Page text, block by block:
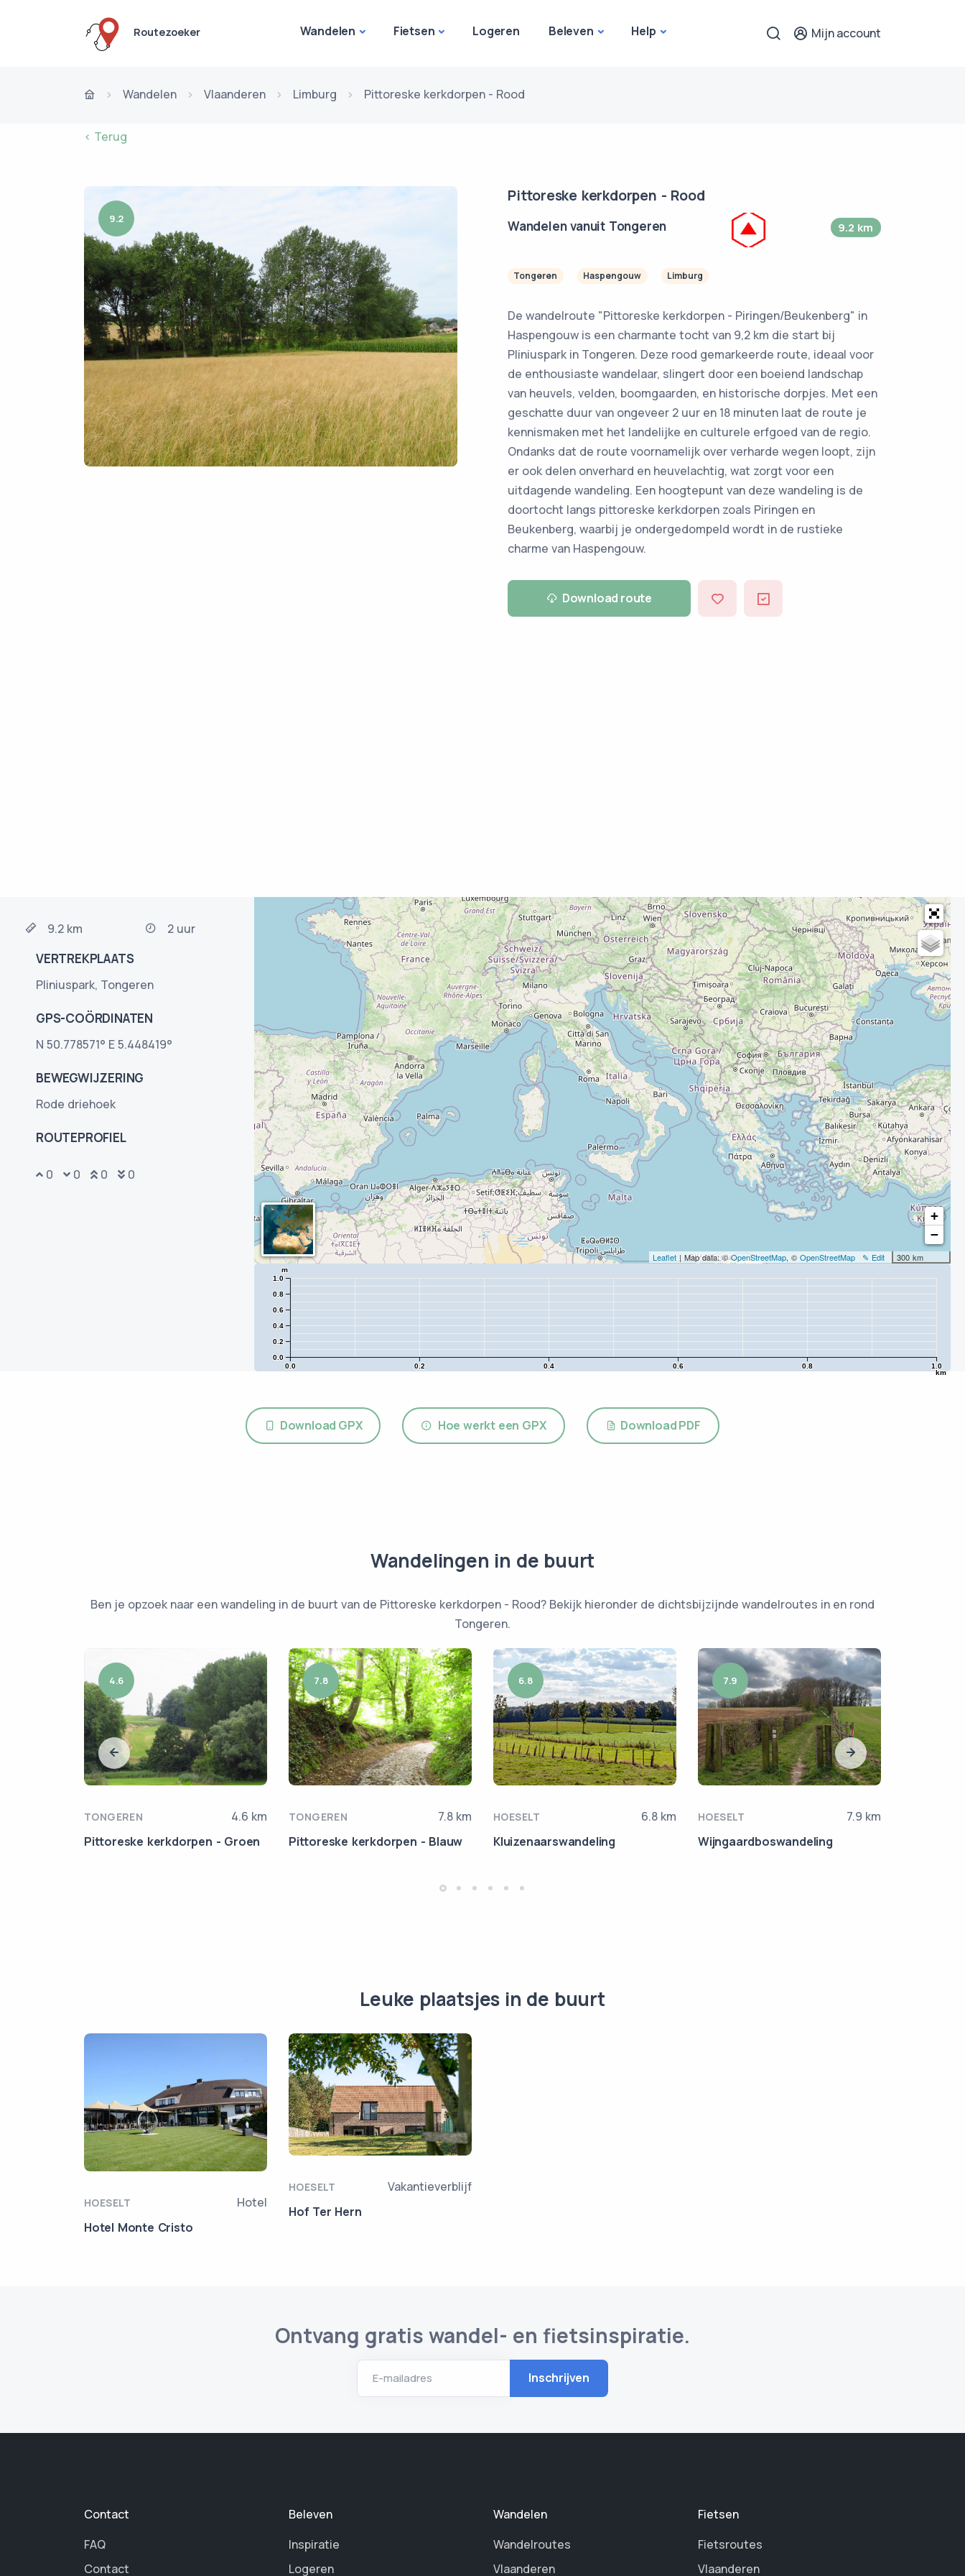
Routezoeker Wandelen Fietsen Logeren Beleven Help Mijn account
Wandelen Vlaanderen Limburg Pittoreske kerkdorpen - Rood
< Terug
9.2
Pittoreske kerkdorpen - Rood
Wandelen vanuit Tongeren 9.2 km
Tongeren Haspengouw Limburg
De wandelroute "Pittoreske kerkdorpen - Piringen/Beukenberg" in
Haspengouw is een charmante tocht van 9,2 km die start bij
Pliniuspark in Tongeren. Deze rood gemarkeerde route, ideaal voor
de enthousiaste wandelaar, slingert door een boeiend landschap
van heuvels, velden, boomgaarden, en historische dorpjes. Met een
geschatte duur van ongeveer 2 uur en 18 minuten laat de route je
kennismaken met het landelijke en culturele erfgoed van de regio.
Ondanks dat de route voornamelijk over verharde wegen loopt, zijn
er ook delen onverhard en heuvelachtig, wat zorgt voor een
uitdagende wandeling. Een hoogtepunt van deze wandeling is de
doortocht langs pittoreske kerkdorpen zoals Piringen en
Beukenberg, waarbij je ondergedompeld wordt in de rustieke
charme van Haspengouw.
Download route
9.2 km 2 uur
VERTREKPLAATS
Pliniuspark, Tongeren
GPS-COÖRDINATEN
N 50.778571° E 5.448419°
BEWEGWIJZERING
Rode driehoek
ROUTEPROFIEL
0 0 0 0
+
−
300 km
✎ Edit
Leaflet | Map data: ©OpenStreetMap, © OpenStreetMap
0.0 0.2 0.4 0.6 0.8 1.0
km
0.0
0.2
0.4
0.6
0.8
1.0
m
Download GPX Hoe werkt een GPX Download PDF
Wandelingen in de buurt
Ben je opzoek naar een wandeling in de buurt van de Pittoreske kerkdorpen - Rood? Bekijk hieronder de dichtsbijzijnde wandelroutes in en rond
Tongeren.
4.6
TONGEREN
4.6 km
Pittoreske kerkdorpen - Groen
7.8
TONGEREN
7.8 km
Pittoreske kerkdorpen - Blauw
6.8
HOESELT
6.8 km
Kluizenaarswandeling
7.9
HOESELT
7.9 km
Wijngaardboswandeling
Leuke plaatsjes in de buurt
HOESELT
Hotel
Hotel Monte Cristo
HOESELT
Vakantieverblijf
Hof Ter Hern
Ontvang gratis wandel- en fietsinspiratie.
E-mailadres
Contact
FAQ
Contact
Beleven
Inspiratie
Logeren
Wandelen
Wandelroutes
Vlaanderen
Fietsen
Fietsroutes
Vlaanderen